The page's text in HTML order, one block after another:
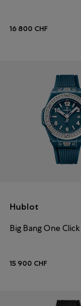
16 800 CHF
Hublot
15 900 CHF